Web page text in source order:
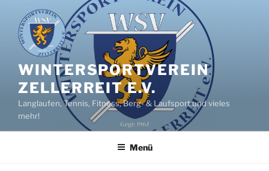
Inhalt
springen
WINTERSPORTVEREIN
ZELLERREIT E.V.
Langlaufen, Tennis, Fitness, Berg- & Laufsport und vieles
mehr!
Menü